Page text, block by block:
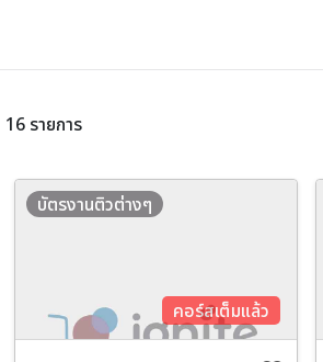
16 รายการ
คอร์สเต็มแล้ว
บัตรงานติวต่างๆ